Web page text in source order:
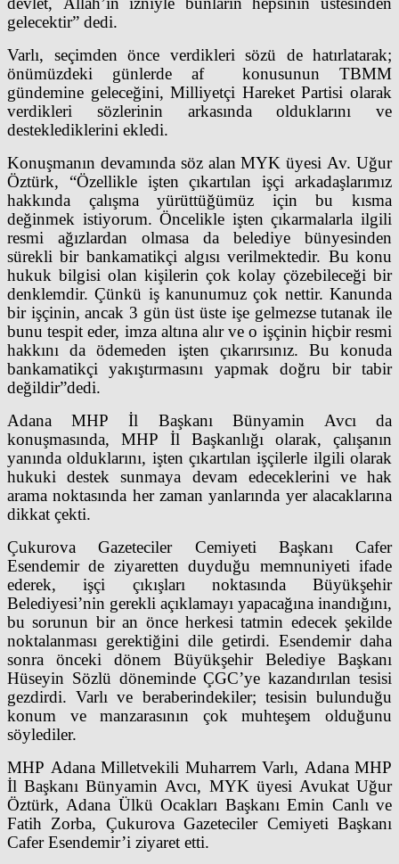
gelecektir” dedi.
Varlı, seçimden önce verdikleri sözü de hatırlatarak;
önümüzdeki günlerde af konusunun TBMM
gündemine geleceğini, Milliyetçi Hareket Partisi olarak
verdikleri sözlerinin arkasında olduklarını ve
desteklediklerini ekledi.
Konuşmanın devamında söz alan MYK üyesi Av. Uğur
Öztürk, “Özellikle işten çıkartılan işçi arkadaşlarımız
hakkında çalışma yürüttüğümüz için bu kısma
değinmek istiyorum. Öncelikle işten çıkarmalarla ilgili
resmi ağızlardan olmasa da belediye bünyesinden
sürekli bir bankamatikçi algısı verilmektedir. Bu konu
hukuk bilgisi olan kişilerin çok kolay çözebileceği bir
denklemdir. Çünkü iş kanunumuz çok nettir. Kanunda
bir işçinin, ancak 3 gün üst üste işe gelmezse tutanak ile
bunu tespit eder, imza altına alır ve o işçinin hiçbir resmi
hakkını da ödemeden işten çıkarırsınız. Bu konuda
bankamatikçi yakıştırmasını yapmak doğru bir tabir
değildir”dedi.
Adana MHP İl Başkanı Bünyamin Avcı da
konuşmasında, MHP İl Başkanlığı olarak, çalışanın
yanında olduklarını, işten çıkartılan işçilerle ilgili olarak
hukuki destek sunmaya devam edeceklerini ve hak
arama noktasında her zaman yanlarında yer alacaklarına
dikkat çekti.
Çukurova Gazeteciler Cemiyeti Başkanı Cafer
Esendemir de ziyaretten duyduğu memnuniyeti ifade
ederek, işçi çıkışları noktasında Büyükşehir
Belediyesi’nin gerekli açıklamayı yapacağına inandığını,
bu sorunun bir an önce herkesi tatmin edecek şekilde
noktalanması gerektiğini dile getirdi. Esendemir daha
sonra önceki dönem Büyükşehir Belediye Başkanı
Hüseyin Sözlü döneminde ÇGC’ye kazandırılan tesisi
gezdirdi. Varlı ve beraberindekiler; tesisin bulunduğu
konum ve manzarasının çok muhteşem olduğunu
söylediler.
MHP Adana Milletvekili Muharrem Varlı, Adana MHP
İl Başkanı Bünyamin Avcı, MYK üyesi Avukat Uğur
Öztürk, Adana Ülkü Ocakları Başkanı Emin Canlı ve
Fatih Zorba, Çukurova Gazeteciler Cemiyeti Başkanı
Cafer Esendemir’i ziyaret etti.